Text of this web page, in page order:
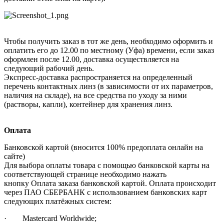
Чтобы получить заказ в тот же день, необходимо оформить и
оплатить его до 12.00 по местному (Уфа) времени, если заказ
оформлен после 12.00, доставка осуществляется на
следующий рабочий день.
Экспресс-доставка распространяется на определенный
перечень контактных линз (в зависимости от их параметров,
наличия на складе), на все средства по уходу за ними
(растворы, капли), контейнер для хранения линз.
Оплата
Банковской картой (вносится 100% предоплата онлайн на
сайте)
Для выбора оплаты товара с помощью банковской карты на
соответствующей странице необходимо нажать
кнопку Оплата заказа банковской картой. Оплата происходит
через ПАО СБЕРБАНК с использованием банковских карт
следующих платёжных систем:
· Mastercard Worldwide;